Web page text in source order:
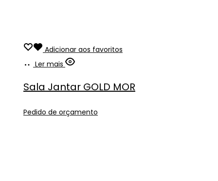
Adicionar aos favoritos
Ler mais
Sala Jantar GOLD MOR
Pedido de orçamento